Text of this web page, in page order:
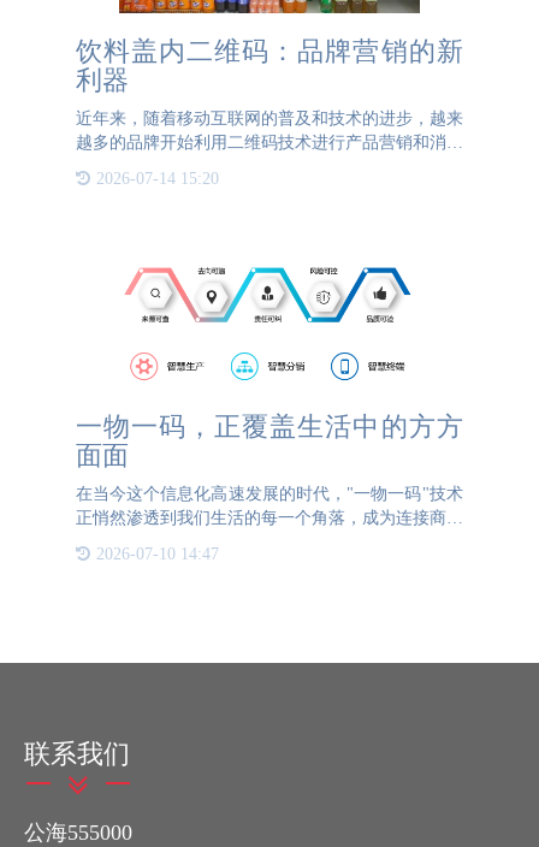
饮料盖内二维码：品牌营销的新
利器
近年来，随着移动互联网的普及和技术的进步，越来
越多的品牌开始利用二维码技术进行产品营销和消费
者互动。特别是在饮料行业，许多品牌在瓶盖内嵌入
了一物一码二维码，这种创新的方式不仅提升了消费
2026-07-14 15:20
一物一码，正覆盖生活中的方方
面面
在当今这个信息化高速发展的时代，"一物一码"技术
正悄然渗透到我们生活的每一个角落，成为连接商品
我们的生活带来了前所未有的安全保障。 从餐桌上
2026-07-10 14:47
联系我们
公海555000